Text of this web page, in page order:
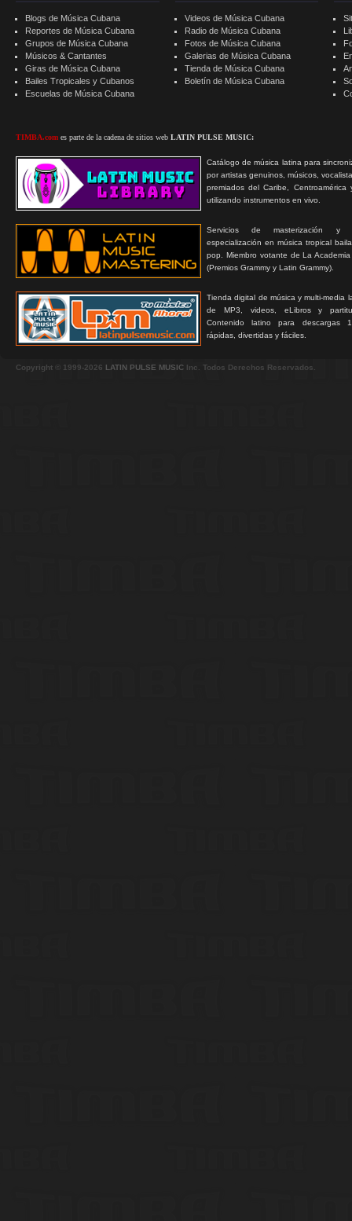
Blogs de Música Cubana
Reportes de Música Cubana
Grupos de Música Cubana
Músicos & Cantantes
Giras de Música Cubana
Bailes Tropicales y Cubanos
Escuelas de Música Cubana
TIMBA.com es parte de la cadena de sitios web LATIN PULSE MUSIC:
Catálogo de música latina para
por artistas genuinos, músicos,
premiados del Caribe, Centroamérica
utilizando instrumentos en vivo.
Servicios de masterización y
especialización en música tropical
pop. Miembro votante de La
(Premios Grammy y Latin Grammy).
Tienda digital de música y multi-media
de MP3, videos, eLibros y
Contenido latino para descargas
rápidas, divertidas y fáciles.
Videos de Música Cubana
Radio de Música Cubana
Fotos de Música Cubana
Galerias de Música Cubana
Tienda de Música Cubana
Boletín de Música Cubana
Copyright © 1999-2026 LATIN PULSE MUSIC Inc. Todos Derechos Reservados.